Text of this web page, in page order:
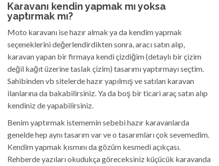
Karavanı kendin yapmak mı yoksa
yaptırmak mı?
Moto karavanı ise hazır almak ya da kendim yapmak
seçeneklerini değerlendirdikten sonra, aracı satın alıp,
karavan yapan bir firmaya kendi çizdiğim (detaylı bir çizim
değil kağıt üzerine taslak çizim) tasarımı yaptırmayı seçtim.
Sahibinden vb sitelerde hazır yapılmış ve satılan karavan
ilanlarına da bakabilirsiniz. Ya da boş bir ticari araç satın alıp
kendiniz de yapabilirsiniz.
Benim yaptırmak istememin sebebi hazır karavanlarda
genelde hep aynı tasarım var ve o tasarımları çok sevemedim.
Kendim yapmak kısmını da gözüm kesmedi açıkçası.
Rehberde yazıları okudukça göreceksiniz küçücük karavanda